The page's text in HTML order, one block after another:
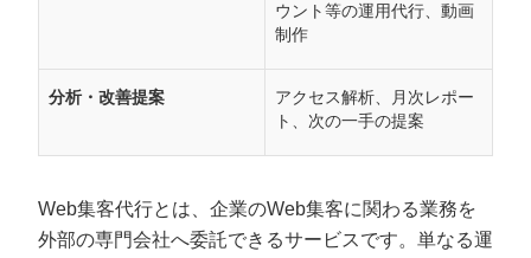
ウント等の運用代行、動画
制作
分析・改善提案
アクセス解析、月次レポー
ト、次の一手の提案
Web集客代行とは、企業のWeb集客に関わる業務を
外部の専門会社へ委託できるサービスです。単なる運